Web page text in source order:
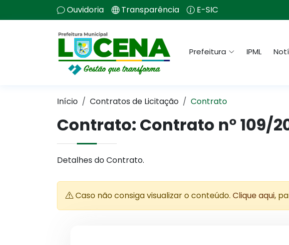
Ouvidoria Transparência E-SIC
Prefeitura IPML
Início Contratos de Licitação Contrato
Contrato: Contrato n° 109/
Detalhes do Contrato.
Caso não consiga visualizar o conteúdo. Clique aqui,